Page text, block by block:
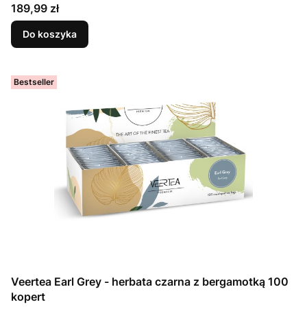
Cena
189,99 zł
Do koszyka
Bestseller
Veertea Earl Grey - herbata czarna z bergamotką 100
kopert